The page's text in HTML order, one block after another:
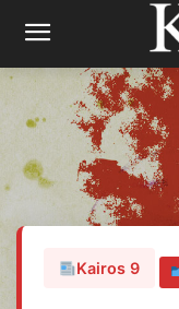
Kairos 9